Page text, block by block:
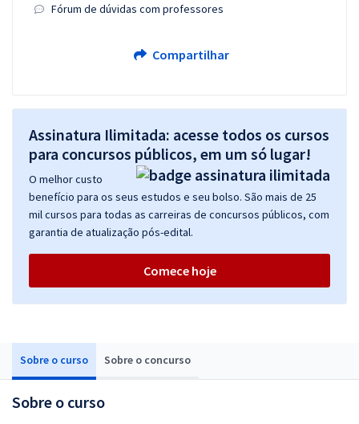
Sobre o curso Sobre o concurso
Sobre o curso
Fórum de dúvidas com professores
Compartilhar
Assinatura Ilimitada: acesse todos os cursos
para concursos públicos, em um só lugar!
O melhor custo
benefício para os seus estudos e seu bolso. São mais de 25
mil cursos para todas as carreiras de concursos públicos, com
garantia de atualização pós-edital.
Comece hoje